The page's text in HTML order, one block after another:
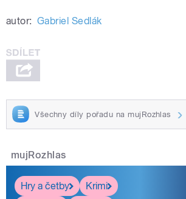
autor: Gabriel Sedlák
Všechny díly pořadu na mujRozhlas
mujRozhlas
Hry a četby
Krimi